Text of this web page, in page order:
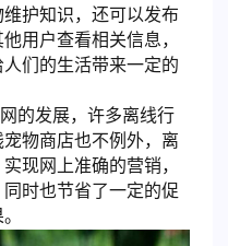
护知识，还可以发布
用户查看相关信息，
们的生活带来一定的
的发展，许多离线行
物商店也不例外，离
现网上准确的营销，
时也节省了一定的促